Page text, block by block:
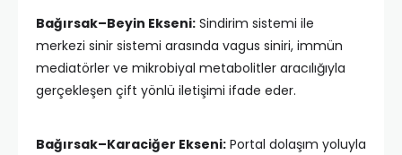
Bağırsak–Beyin Ekseni: Sindirim sistemi ile
merkezi sinir sistemi arasında vagus siniri, immün
mediatörler ve mikrobiyal metabolitler aracılığıyla
gerçekleşen çift yönlü iletişimi ifade eder.
Bağırsak–Karaciğer Ekseni: Portal dolaşım yoluyla